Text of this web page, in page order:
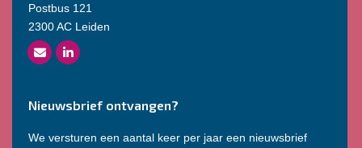
Postbus 121
2300 AC Leiden
Nieuwsbrief ontvangen?
We versturen een aantal keer per jaar een nieuwsbrief